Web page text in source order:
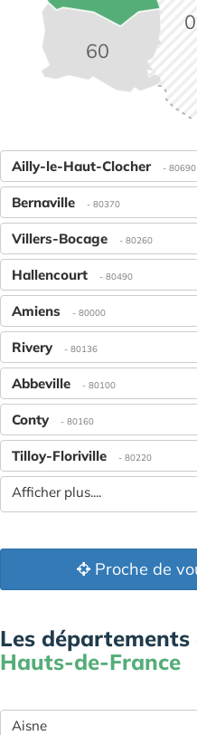
60
Ailly-le-Haut-Clocher - 80690
Bernaville - 80370
Villers-Bocage - 80260
Hallencourt - 80490
Amiens - 80000
Rivery - 80136
Abbeville - 80100
Conty - 80160
Tilloy-Floriville - 80220
Afficher plus....
Proche de
Les départements
Hauts-de-France
Aisne